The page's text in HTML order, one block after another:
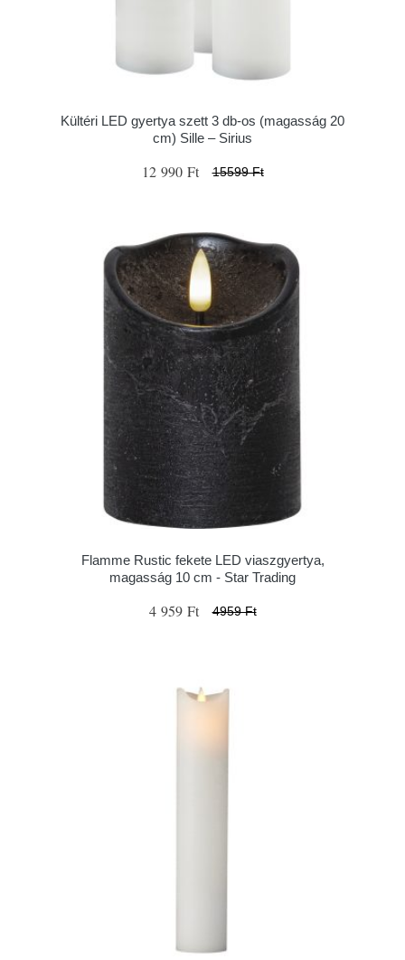
Kültéri LED gyertya szett 3 db-os (magasság 20
cm) Sille – Sirius
12 990 Ft 15599 Ft
Flamme Rustic fekete LED viaszgyertya,
magasság 10 cm - Star Trading
4 959 Ft 4959 Ft